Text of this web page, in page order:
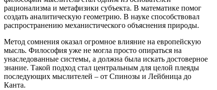
рационализма и метафизики субъекта. В математике помог
создать аналитическую геометрию. В науке способствовал
распространению механистического объяснения природы.
Метод сомнения оказал огромное влияние на европейскую
мысль. Философия уже не могла просто опираться на
унаследованные системы, а должна была искать достоверное
знание. Такой подход стал центральным для целой плеяды
последующих мыслителей – от Спинозы и Лейбница до
Канта.